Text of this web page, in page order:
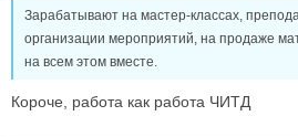
Зарабатывают на мастер-классах,
организации мероприятий, на продаже
на всем этом вместе.
Короче, работа как работа ЧИТД